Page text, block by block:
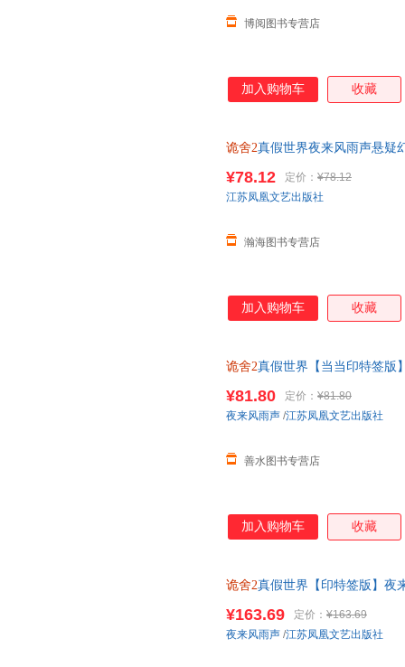
博阅图书专营店
加入购物车 收藏
诡舍2真假世界夜来风雨声悬疑
服】
¥78.12 定价： ¥78.12
瀚海图书专营店
江苏凤凰文艺出版社
加入购物车 收藏
诡舍2真假世界【当当印特签版
¥81.80 定价： ¥81.80
善水图书专营店
夜来风雨声 /江苏凤凰文艺出版社
加入购物车 收藏
诡舍2真假世界【印特签版】夜
¥163.69 定价： ¥163.69
夜来风雨声 /江苏凤凰文艺出版社